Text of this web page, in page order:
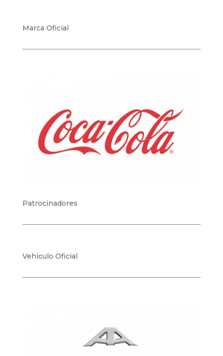
Marca Oficial
Patrocinadores
Vehículo Oficial